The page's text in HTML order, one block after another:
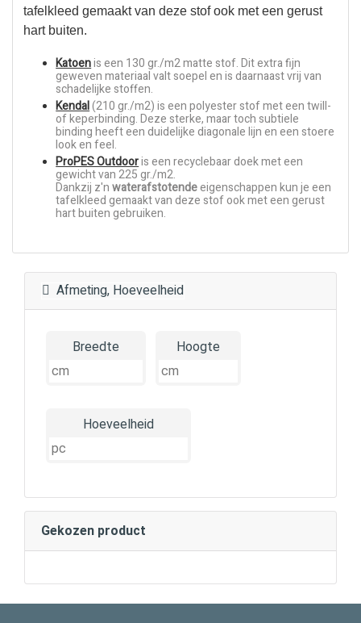
tafelkleed gemaakt van deze stof ook met een gerust
hart buiten.
Katoenis een 130 gr./m2 matte stof. Dit extra fijn
geweven materiaal valt soepel en is daarnaast vrij van
schadelijke stoffen.
Kendal(210 gr./m2) is een polyester stof met een twill-
of keperbinding. Deze sterke, maar toch subtiele
binding heeft een duidelijke diagonale lijn en een stoere
look en feel.
ProPES Outdooris een recyclebaar doek met een
gewicht van 225 gr./m2.
Dankzij z'nwaterafstotendeeigenschappen kun je een
tafelkleed gemaakt van deze stof ook met een gerust
hart buiten gebruiken.
Afmeting, Hoeveelheid
Breedte Hoogte
Hoeveelheid
Gekozen product